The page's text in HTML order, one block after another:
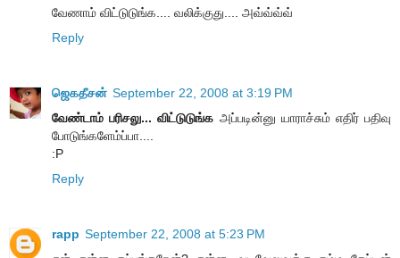
வேணாம் விட்டுடுங்க.... வலிக்குது.... அவ்வ்வ்வ்
Reply
ஜெகதீசன் September 22, 2008 at 3:19 PM
வேண்டாம் பரிசலு... விட்டுடுங்க அப்படின்னு யாராச்சும் எதிர் பதிவு
போடுங்களேம்ப்பா....
:P
Reply
rapp September 22, 2008 at 5:23 PM